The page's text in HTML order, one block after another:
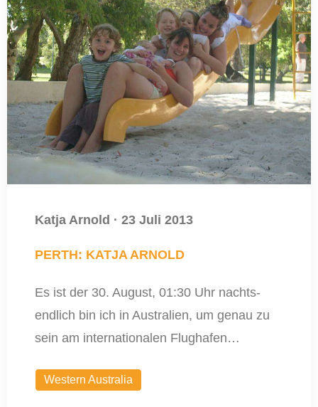
Katja Arnold · 23 Juli 2013
PERTH: KATJA ARNOLD
Es ist der 30. August, 01:30 Uhr nachts-
endlich bin ich in Australien, um genau zu
sein am internationalen Flughafen…
Western Australia